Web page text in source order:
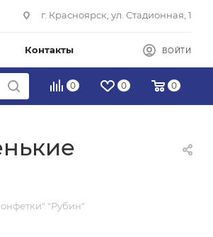
г. Красноярск, ул. Стадионная, 1
Контакты ВОЙТИ
0 0 0
"Рубин"